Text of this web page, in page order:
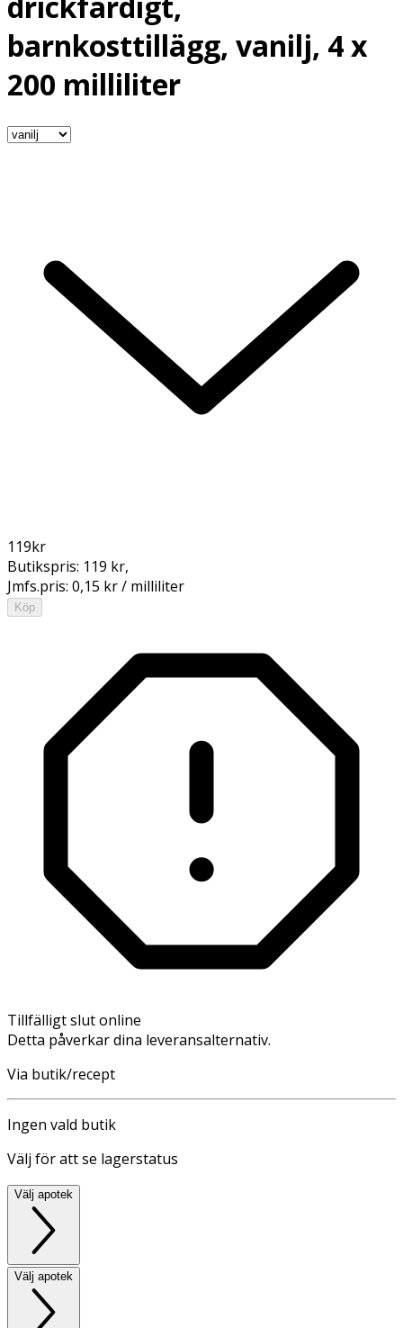
barnkosttillägg, vanilj, 4 x
200 milliliter
119kr
Butikspris: 119 kr,
Jmfs.pris: 0,15 kr / milliliter
Köp
Tillfälligt slut online
Detta påverkar dina leveransalternativ.
Via butik/recept
Ingen vald butik
Välj för att se lagerstatus
Välj apotek
Välj apotek